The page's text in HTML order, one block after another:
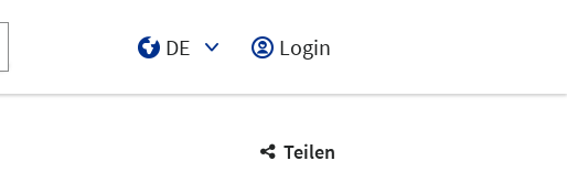
DE
Login
Teilen